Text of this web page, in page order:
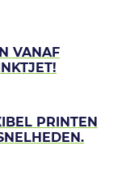
VANAF
PRINTEN